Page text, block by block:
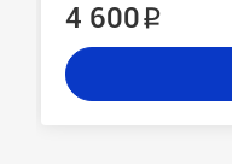
4 600 ₽